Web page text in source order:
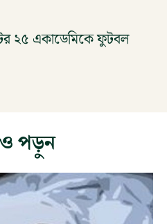
২৫ একাডেমিকে ফুটবল
পড়ুন